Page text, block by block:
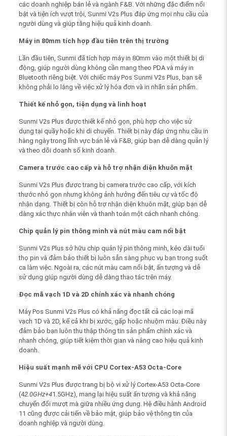
các doanh nghiệp bán lẻ và ngành F&B. Với những đặc điểm nổi
bật và tiện ích vượt trội, Sunmi V2s Plus đáp ứng mọi nhu cầu của
người dùng và giúp tăng hiệu quả kinh doanh.
Máy in 80mm tích hợp đầu tiên trên thị trường
Lần đầu tiên, Sunmi đã tích hợp máy in 80mm vào một thiết bị di
động, giúp người dùng không cần mang theo PDA và máy in
Bluetooth riêng biệt. Với chiếc máy Pos Sunmi V2s Plus, bạn sẽ
không phải lo lắng về việc xử lý hóa đơn và in nhãn sản phẩm.
Thiết kế nhỏ gọn, tiện dụng và linh hoạt
Sunmi V2s Plus được thiết kế nhỏ gọn, phù hợp cho việc sử
dụng tại quầy hoặc khi di chuyển. Thiết bị này đáp ứng nhu cầu in
hàng ngày trong lĩnh vực bán lẻ và F&B, giúp bạn dễ dàng quản lý
và theo dõi doanh số kinh doanh.
Camera trước cao cấp và hỗ trợ nhận diện khuôn mặt
Sunmi V2s Plus được trang bị camera trước cao cấp, với kích
thước nhỏ gọn nhưng không ảnh hưởng đến tiêu cự và tốc độ
nhận dạng. Thiết bị còn hỗ trợ nhận diện khuôn mặt, giúp bạn dễ
dàng xác thực nhân viên và thanh toán một cách nhanh chóng.
Chip quản lý pin thông minh và nút màu cam nổi bật
Sunmi V2s Plus sở hữu chip quản lý pin thông minh, kéo dài tuổi
thọ pin và đảm bảo thiết bị luôn sẵn sàng phục vụ bạn trong suốt
ca làm việc. Ngoài ra, các nút màu cam nổi bật, ấn tượng và dễ
sử dụng giúp người dùng dễ dàng thao tác trên máy.
Đọc mã vạch 1D và 2D chính xác và nhanh chóng
Máy Pos Sunmi V2s Plus có khả năng đọc tất cả các loại mã
vạch 1D và 2D, kể cả khi bị xước, gấp hoặc nhuộm màu. Điều này
đảm bảo bạn luôn thu thập thông tin sản phẩm chính xác và
nhanh chóng, giúp tiết kiệm thời gian và nâng cao hiệu quả kinh
doanh.
Hiệu suất mạnh mẽ với CPU Cortex-A53 Octa-Core
Sunmi V2s Plus được trang bị bộ vi xử lý Cortex-A53 Octa-Core
(42.0GHz+41.5GHz), mang lại hiệu suất ấn tượng và khả năng
chuyển đổi mượt mà giữa nhiều ứng dụng. Hệ điều hành Android
11 cũng được cải tiến về bảo mật, giúp bảo vệ thông tin của
doanh nghiệp và người dùng.